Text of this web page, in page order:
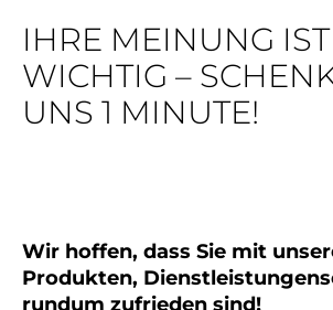
IHRE MEINUNG
WICHTIG –
UNS 1 MINUTE!
Wir hoffen, dass Sie mit
Produkten,
rundum zufrieden sind!